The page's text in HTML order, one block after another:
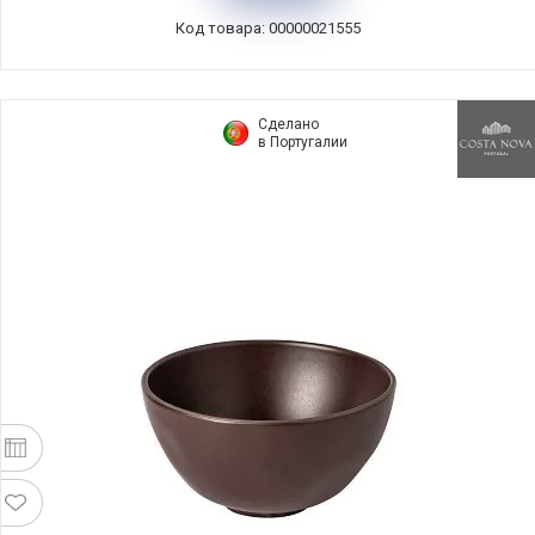
Код товара: 00000021555
Сделано
в Португалии